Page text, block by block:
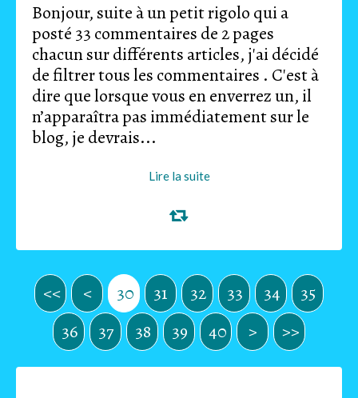
Bonjour, suite à un petit rigolo qui a
posté 33 commentaires de 2 pages
chacun sur différents articles, j'ai décidé
de filtrer tous les commentaires . C'est à
dire que lorsque vous en enverrez un, il
n’apparaîtra pas immédiatement sur le
blog, je devrais...
Lire la suite
<< < 10
20
30 31 32 33 34
35
36
37 38 39 40 > >>